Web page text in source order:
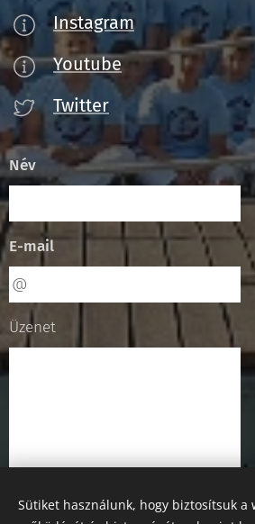
Instagram
Youtube
Twitter
Név
E-mail
Üzenet
Sütiket használunk, hogy biztosítsuk a